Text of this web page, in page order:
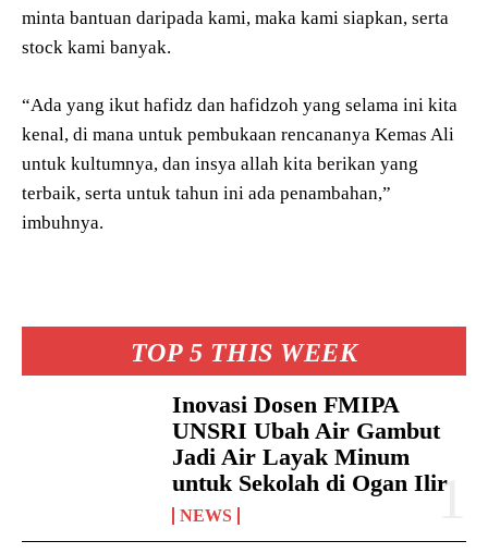
TOP 5 THIS WEEK
Inovasi Dosen FMIPA
UNSRI Ubah Air Gambut
Jadi Air Layak Minum
untuk Sekolah di Ogan Ilir
NEWS
minta bantuan daripada kami, maka kami siapkan, serta
stock kami banyak.
“Ada yang ikut hafidz dan hafidzoh yang selama ini kita
kenal, di mana untuk pembukaan rencananya Kemas Ali
untuk kultumnya, dan insya allah kita berikan yang
terbaik, serta untuk tahun ini ada penambahan,”
imbuhnya.